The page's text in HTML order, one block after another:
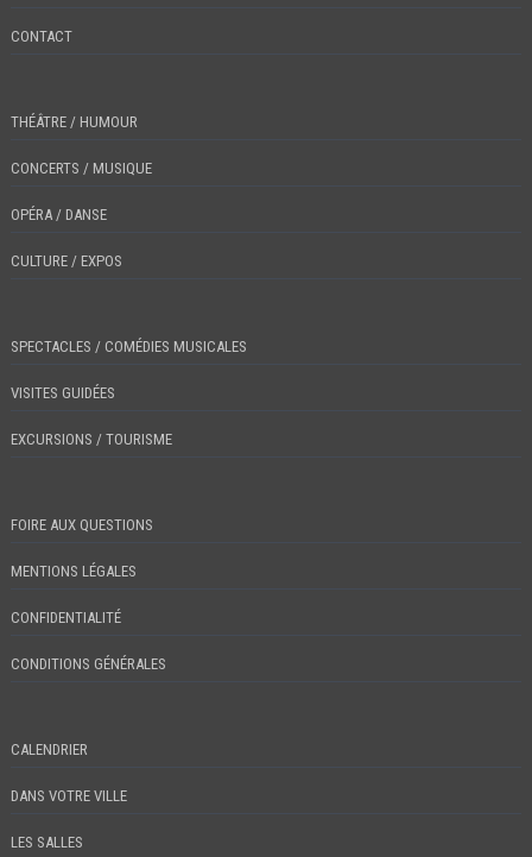
CONTACT
THÉÂTRE / HUMOUR
CONCERTS / MUSIQUE
OPÉRA / DANSE
CULTURE / EXPOS
SPECTACLES / COMÉDIES MUSICALES
VISITES GUIDÉES
EXCURSIONS / TOURISME
FOIRE AUX QUESTIONS
MENTIONS LÉGALES
CONFIDENTIALITÉ
CONDITIONS GÉNÉRALES
CALENDRIER
DANS VOTRE VILLE
LES SALLES